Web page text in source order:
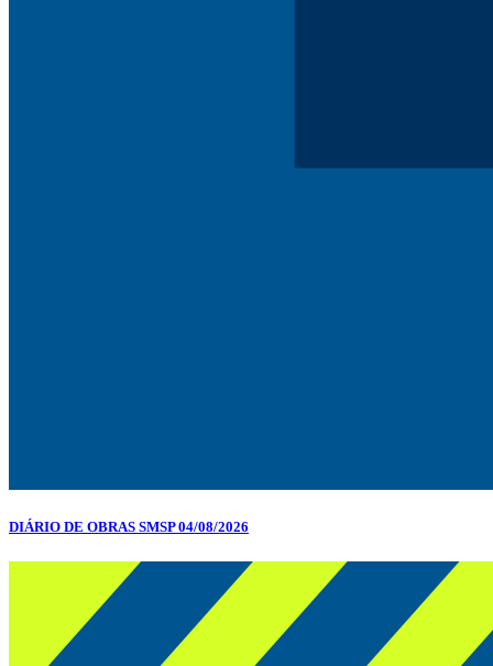
DIÁRIO DE OBRAS SMSP 04/08/2026